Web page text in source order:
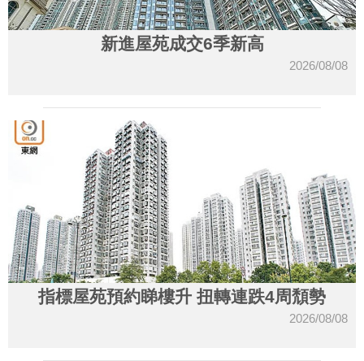
新進屋苑成交6季新高
2026/08/08
指標屋苑預約睇樓升 扭轉連跌4周頹勢
2026/08/08